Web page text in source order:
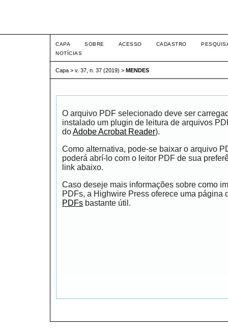
CAPA SOBRE ACESSO CADASTRO
NOTÍCIAS
Capa > v. 37, n. 37 (2019) > MENDES
O arquivo PDF selecionado deve ser
instalado um plugin de leitura de arquivos
doAdobe Acrobat Reader).
Como alternativa, pode-se baixar o arquivo
poderá abrí-lo com o leitor PDF de sua
link abaixo.
Caso deseje mais informações sobre como
PDFs, a Highwire Press oferece uma página
PDFs bastante útil.